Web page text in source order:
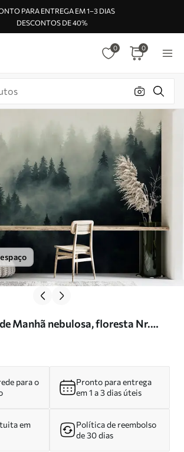
PARA ENTREGA EM 1–3 DIAS
DESCONTOS DE 40%
0 0
Manhã nebulosa, floresta Nr.
para o
Pronto para entrega
em 1 a 3 dias úteis
em
Política de reembolso
de 30 dias